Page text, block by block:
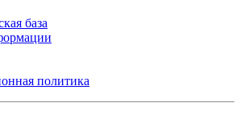
база
политика